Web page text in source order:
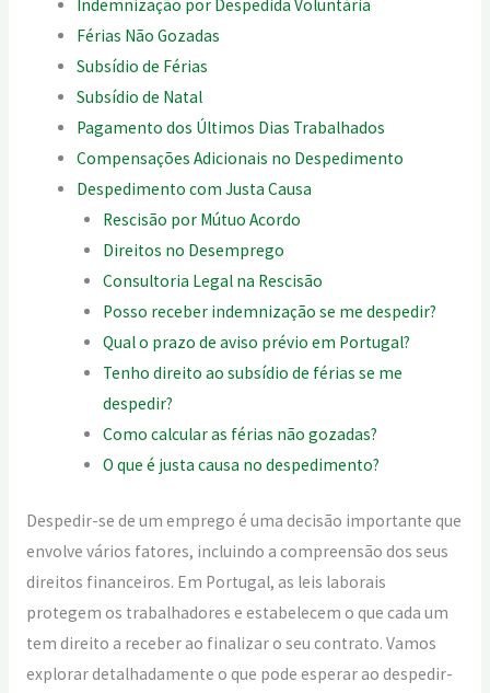
Indemnização por Despedida Voluntária
Férias Não Gozadas
Subsídio de Férias
Subsídio de Natal
Pagamento dos Últimos Dias Trabalhados
Compensações Adicionais no Despedimento
Despedimento com Justa Causa
Rescisão por Mútuo Acordo
Direitos no Desemprego
Consultoria Legal na Rescisão
Posso receber indemnização se me despedir?
Qual o prazo de aviso prévio em Portugal?
Tenho direito ao subsídio de férias se me
despedir?
Como calcular as férias não gozadas?
O que é justa causa no despedimento?
Despedir-se de um emprego é uma decisão importante que
envolve vários fatores, incluindo a compreensão dos seus
direitos financeiros. Em Portugal, as leis laborais
protegem os trabalhadores e estabelecem o que cada um
tem direito a receber ao finalizar o seu contrato. Vamos
explorar detalhadamente o que pode esperar ao despedir-